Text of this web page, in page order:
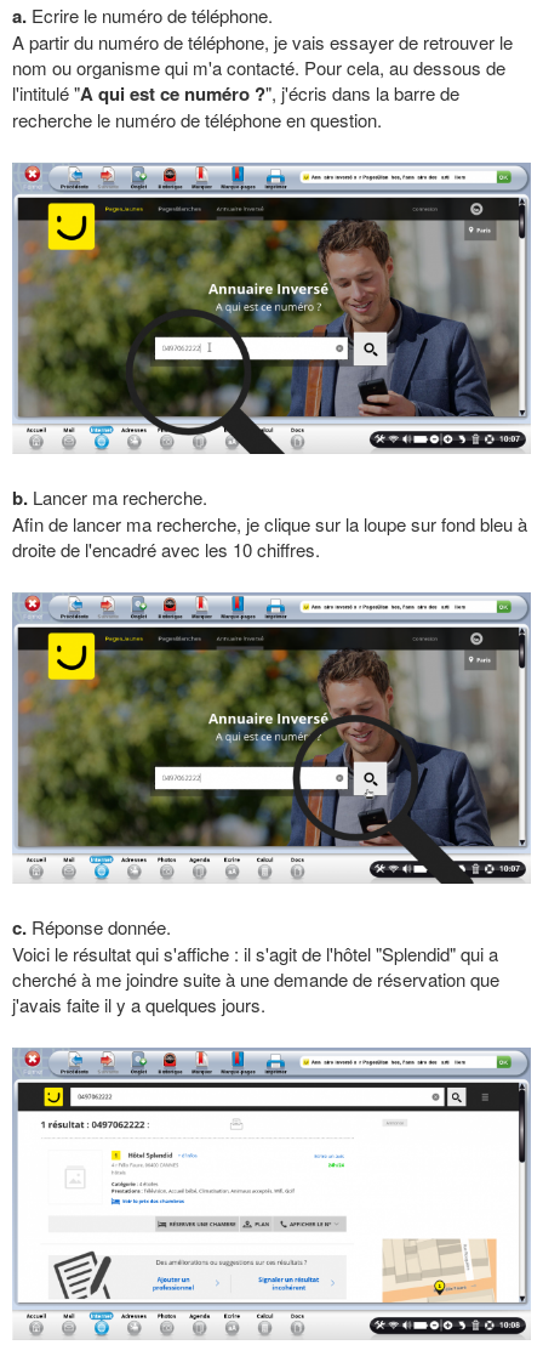
a. Ecrire le numéro de téléphone.
A partir du numéro de téléphone, je vais essayer de retrouver le
nom ou organisme qui m'a contacté. Pour cela, au dessous de
l'intitulé "A qui est ce numéro ?", j'écris dans la barre de
recherche le numéro de téléphone en question.
b. Lancer ma recherche.
Afin de lancer ma recherche, je clique sur la loupe sur fond bleu à
droite de l'encadré avec les 10 chiffres.
c. Réponse donnée.
Voici le résultat qui s'affiche : il s'agit de l'hôtel "Splendid" qui a
cherché à me joindre suite à une demande de réservation que
j'avais faite il y a quelques jours.